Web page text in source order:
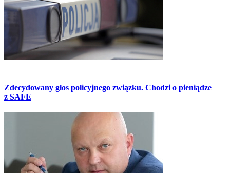
Zdecydowany głos policyjnego związku. Chodzi o pieniądze
z SAFE